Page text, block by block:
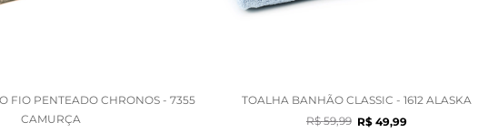
FIO PENTEADO CHRONOS - 7355
CAMURÇA
TOALHA BANHÃO CLASSIC - 1612 ALASKA
R$ 59,99 R$ 49,99